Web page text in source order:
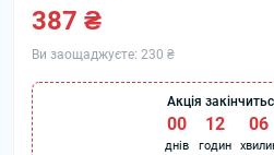
387 ₴
Ви заощаджуєте: 230 ₴
Акція
00
днів
12
годин
06